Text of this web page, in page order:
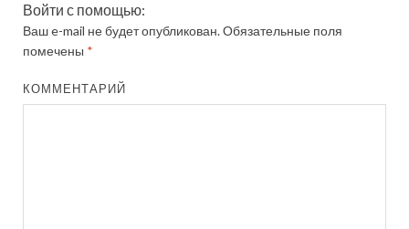
Войти с помощью:
Ваш e-mail не будет опубликован.Обязательные поля
помечены *
КОММЕНТАРИЙ